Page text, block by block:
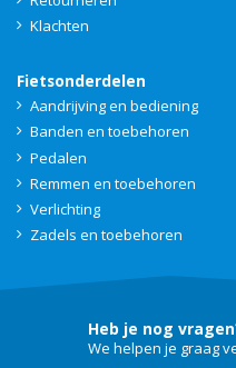
Klachten
Fietsonderdelen
Aandrijving en bediening
Banden en toebehoren
Pedalen
Remmen en toebehoren
Verlichting
Zadels en toebehoren
Heb je nog
We helpen je graag